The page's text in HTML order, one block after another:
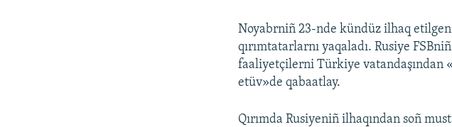
Noyabrniñ 23-nde kündüz ilhaq
qırımtatarlarnı yaqaladı. Rusiye
faaliyetçilerni Türkiye vatandaşından
etüv»de qabaatlay.
Qırımda Rusiyeniñ ilhaqından soñ